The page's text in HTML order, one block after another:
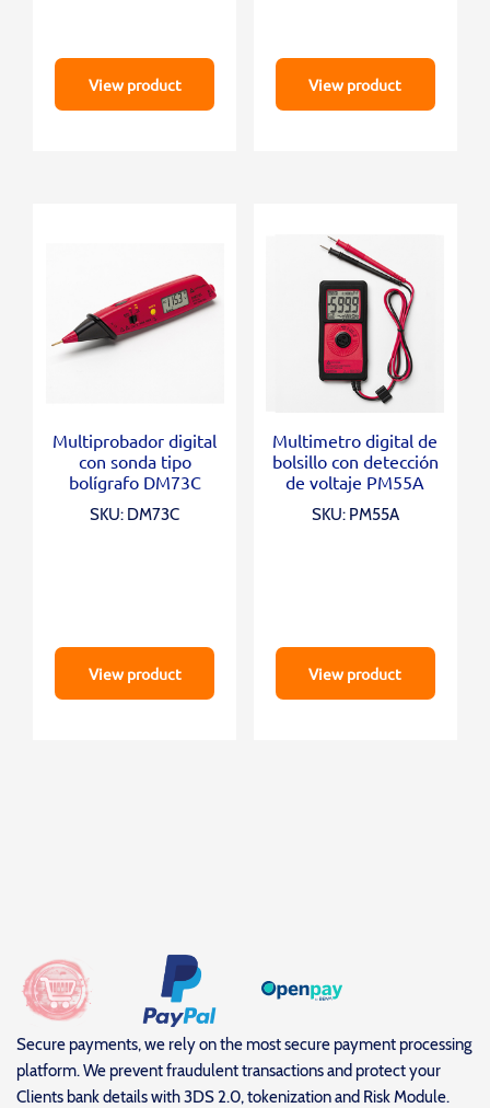
View product View product
Multiprobador digital
con sonda tipo
bolígrafo DM73C
SKU: DM73C
View product
Multimetro digital de
bolsillo con detección
de voltaje PM55A
SKU: PM55A
View product
Secure payments, we rely on the most secure payment processing
platform. We prevent fraudulent transactions and protect your
Clients bank details with 3DS 2.0, tokenization and Risk Module.